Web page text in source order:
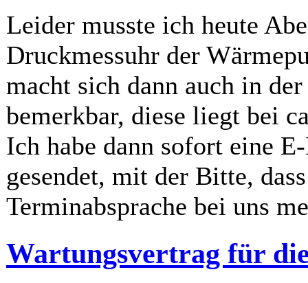
Leider musste ich heute
Druckmessuhr der
macht sich dann auch in
bemerkbar, diese liegt bei
Ich habe dann sofort eine
gesendet, mit der Bitte,
Terminabsprache bei uns
Wartungsvertrag für